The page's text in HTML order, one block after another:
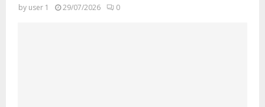
by user 1 29/07/2026 0